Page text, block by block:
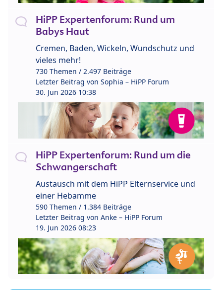
HiPP Expertenforum: Rund um
Babys Haut
Cremen, Baden, Wickeln, Wundschutz und
vieles mehr!
730 Themen / 2.497 Beiträge
Letzter Beitrag von Sophia – HiPP Forum
30. Jun 2026 10:38
HiPP Expertenforum: Rund um die
Schwangerschaft
Austausch mit dem HiPP Elternservice und
einer Hebamme
590 Themen / 1.384 Beiträge
Letzter Beitrag von Anke – HiPP Forum
19. Jun 2026 08:23